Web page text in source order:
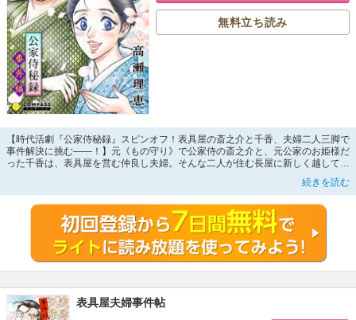
無料立ち読み
【時代活劇『公家侍秘録』スピンオフ！表具屋の斎之介と千香、夫婦二人三脚で
事件解決に挑む――！】元《もの守り》で公家侍の斎之介と、元公家のお姫様だ
った千香は、表具屋を営む仲良し夫婦。そんな二人が住む長屋に新しく越してき
た扇子絵描きの女・卯乃は、暗い性格から千香以外の住民から避けられていた。
そんなある日、卯乃と夫婦約束をしている与四造が儲け話を持ってくる。その内
で…。そのほか、一枚の掛け軸に秘められた哀しき過去「花籠にいっぱいの」、
斎之介に浮気疑惑が浮上して⁉「隠しごと」、香具屋の女将・妙の憂いが気がか
りな千香は…「聞こえてくるのは」、仕事先で出会った親子の不運な縁を描く
「めぐりあわせ」を収録。
続きを読む
表具屋夫婦事件帖